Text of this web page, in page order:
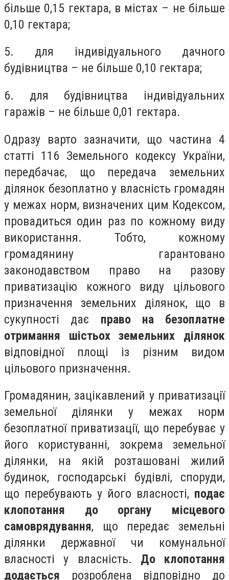
більше 0,15 гектара, в містах – не більше
0,10 гектара;
5. для індивідуального дачного
будівництва – не більше 0,10 гектара;
6. для будівництва індивідуальних
гаражів – не більше 0,01 гектара.
Одразу варто зазначити, що частина 4
статті 116 Земельного кодексу України,
передбачає, що передача земельних
ділянок безоплатно у власність громадян
у межах норм, визначених цим Кодексом,
провадиться один раз по кожному виду
використання. Тобто, кожному
громадянину гарантовано
законодавством право на разову
приватизацію кожного виду цільового
призначення земельних ділянок, що в
сукупності дає право на безоплатне
отримання шістьох земельних ділянок
відповідної площі із різним видом
цільового призначення.
Громадянин, зацікавлений у приватизації
земельної ділянки у межах норм
безоплатної приватизації, що перебуває у
його користуванні, зокрема земельної
ділянки, на якій розташовані жилий
будинок, господарські будівлі, споруди,
що перебувають у його власності, подає
клопотання до органу місцевого
самоврядування, що передає земельні
ділянки державної чи комунальної
власності у власність. До клопотання
додається розроблена відповідно до